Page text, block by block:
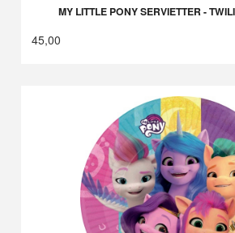
MY LITTLE PONY SERVIETTER -
45,00